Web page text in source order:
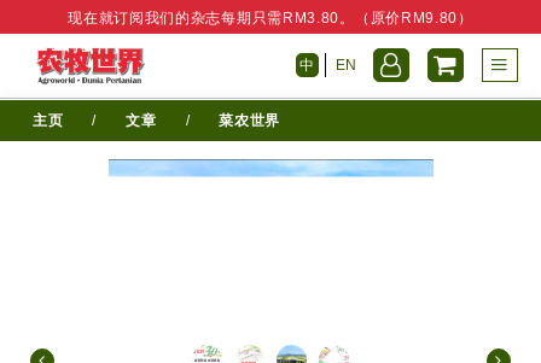
现在就订阅我们的杂志每期只需RM3.80。（原价RM9.80）
中 EN
主页 / 文章 / 菜农世界